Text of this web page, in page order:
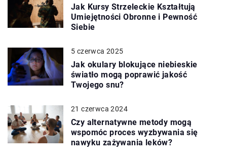
Jak Kursy Strzeleckie Kształtują
Umiejętności Obronne i Pewność
Siebie
5 czerwca 2025
Jak okulary blokujące niebieskie
światło mogą poprawić jakość
Twojego snu?
21 czerwca 2024
Czy alternatywne metody mogą
wspomóc proces wyzbywania się
nawyku zażywania leków?